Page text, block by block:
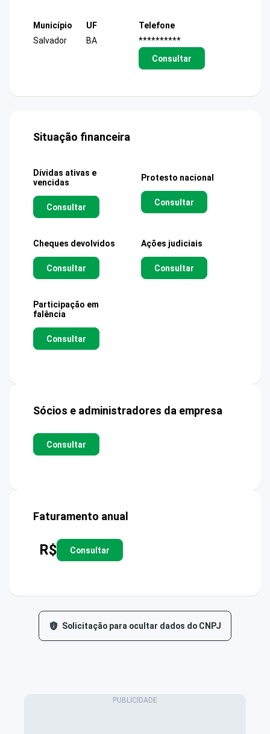
Município
Salvador
UF
BA
Telefone
**********
Consultar
Situação financeira
Dívidas ativas e
vencidas
Consultar
Protesto nacional
Consultar
Cheques devolvidos
Consultar
Ações judiciais
Consultar
Participação em
falência
Consultar
Sócios e administradores da empresa
Consultar
Faturamento anual
R$ Consultar
Solicitação para ocultar dados do CNPJ